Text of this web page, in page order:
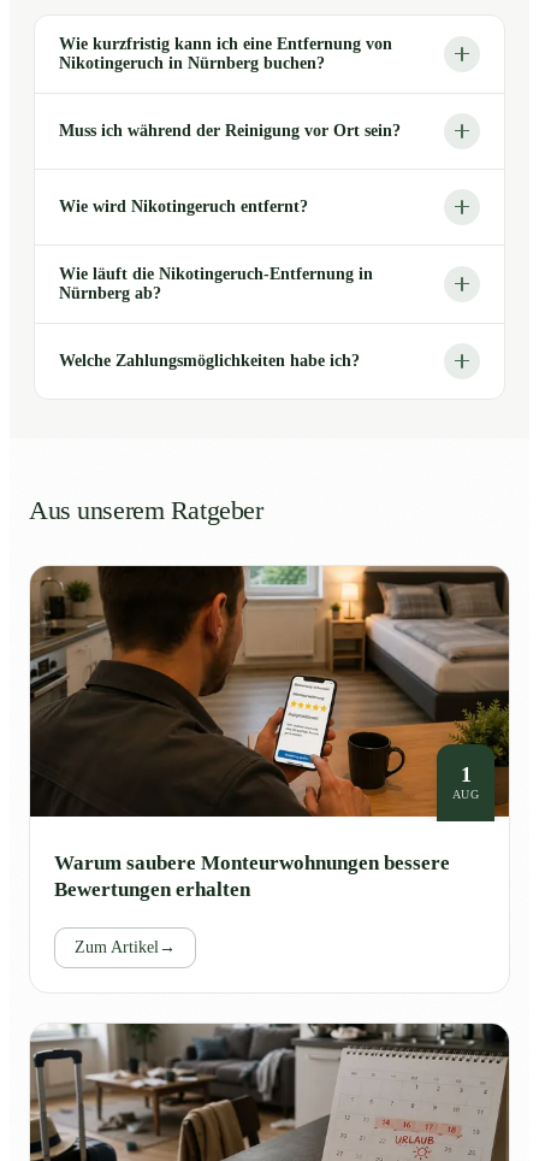
Wie kurzfristig kann ich eine Entfernung von
Nikotingeruch in Nürnberg buchen?
Muss ich während der Reinigung vor Ort sein?
Wie wird Nikotingeruch entfernt?
Wie läuft die Nikotingeruch-Entfernung in
Nürnberg ab?
Welche Zahlungsmöglichkeiten habe ich?
Aus unserem Ratgeber
1
AUG
Warum saubere Monteurwohnungen bessere
Bewertungen erhalten
Zum Artikel →